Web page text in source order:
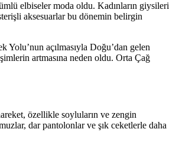
elbiseler moda oldu. Kadınların giysileri
aksesuarlar bu dönemin belirgin
açılmasıyla Doğu’dan gelen
artmasına neden oldu. Orta Çağ
özellikle soyluların ve zengin
dar pantolonlar ve şık ceketlerle daha